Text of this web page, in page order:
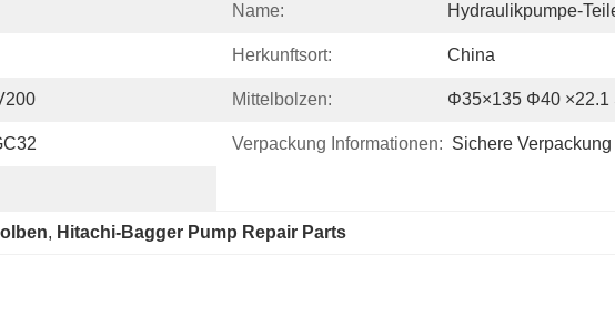
Name: Hydraulikpumpe-
Herkunftsort: China
Mittelbolzen: Φ35×135 Φ40 ×22.1
Verpackung Informationen: Sichere Verpackung
, Hitachi-Bagger Pump Repair Parts